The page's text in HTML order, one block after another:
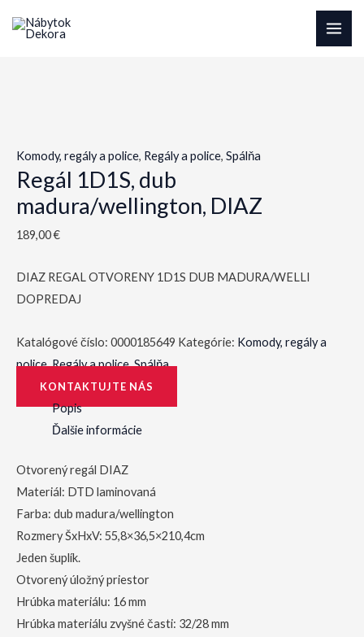
Komody, regály a police, Regály a police, Spálňa
Regál 1D1S, dub
madura/wellington, DIAZ
189,00€
DIAZ REGAL OTVORENY 1D1S DUB MADURA/WELLI
DOPREDAJ
Katalógové číslo: 0000185649 Kategórie: Komody, regály a
police,Regály a police,Spálňa
KONTAKTUJTE NÁS
Popis
Ďalšie informácie
Otvorený regál DIAZ
Materiál: DTD laminovaná
Farba: dub madura/wellington
Rozmery ŠxHxV: 55,8×36,5×210,4cm
Jeden šuplík.
Otvorený úložný priestor
Hrúbka materiálu: 16 mm
Hrúbka materiálu zvyšné časti: 32/28 mm